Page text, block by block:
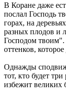
В Коране даже
послал Господь
горах, на
разных плодов и
Господом твоим".
оттенков,
Однажды
тот, кто будет
избежит великих